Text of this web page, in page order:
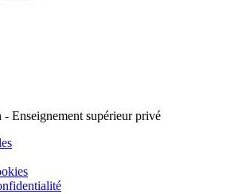
- Enseignement supérieur privé